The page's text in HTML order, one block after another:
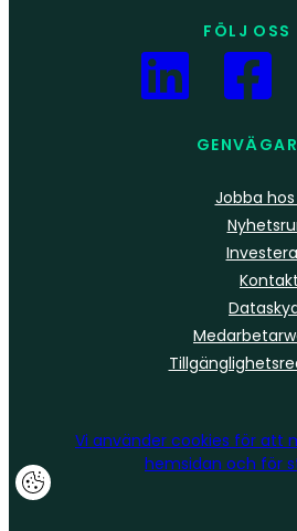
FÖLJ OSS
GENVÄGAR
Jobba hos
Kontakt
Vi använder cookies för att
hemsidan och för